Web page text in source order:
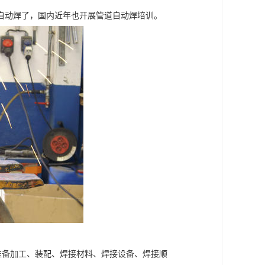
焊了，国内近年也开展管道自动焊培训。
加工、装配、焊接材料、焊接设备、焊接顺